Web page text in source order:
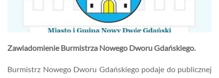
Zawiadomienie Burmistrza Nowego Dworu Gdańskiego.
Burmistrz Nowego Dworu Gdańskiego podaje do publicznej